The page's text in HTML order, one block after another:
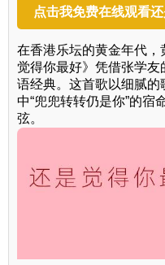
点击我免费在线观看
在香港乐坛的黄金年代
觉得你最好》凭借张学
语经典。这首歌以细腻
中“兜兜转转仍是你”的宿
弦。